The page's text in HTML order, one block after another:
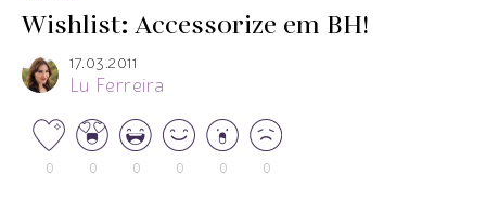
Wishlist: Accessorize em BH!
17.03.2011
Lu Ferreira
0 0 0 0 0 0